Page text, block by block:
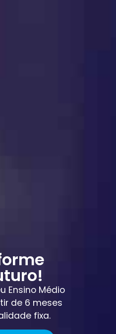
Ensino Médio
de 6 meses
fixa.